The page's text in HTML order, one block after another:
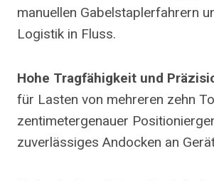
manuellen Gabelstaplerfahrern
Logistik in Fluss.
Hohe Tragfähigkeit und
für Lasten von mehreren zehn
zentimetergenauer
zuverlässiges Andocken an